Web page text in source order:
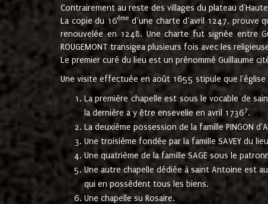
Contrairement au reste des villages du plateau
La copie du 16ème d’une charte d’avril 1247, prouve
renouvelée en 1248. Une charte fut signée entre
ROUGEMONT transigea plusieurs fois avec les
Le premier curé du lieu est un prénommé Guillaume
Une visite effectuée en août 1655 stipule que
La première chapelle est sous le vocable de
la dernière a y être ensevelie en avril 17367.
La deuxième possession de la famille PINGON
Une troisième fondée par la famille SAVEY du
Une quatrième de la famille SAGE sous le
Une autre chapelle dédiée à saint Antoine est
qui en possèdent tous les biens.
Une chapelle su Rosaire.